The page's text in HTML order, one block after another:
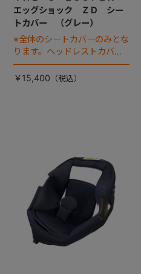
エッグショック ＺＤ シー
トカバー （グレー）
※全体のシートカバーのみとな
ります。ヘッドレストカバー
は別売りです。
￥15,400